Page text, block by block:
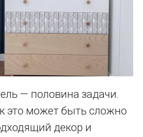
— половина задачи.
это может быть сложно
декор и